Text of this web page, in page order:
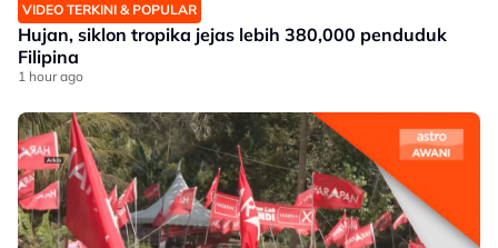
VIDEO TERKINI & POPULAR
Hujan, siklon tropika jejas lebih 380,000 penduduk
Filipina
1 hour ago